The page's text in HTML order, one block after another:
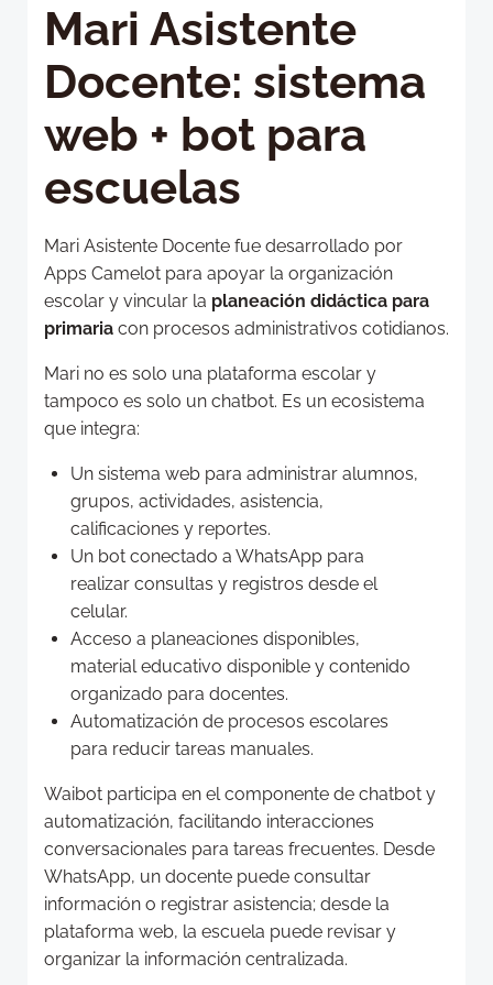
Mari Asistente
Docente: sistema
web + bot para
escuelas
Mari Asistente Docente fue desarrollado por
Apps Camelot para apoyar la organización
escolar y vincular la planeación didáctica para
primaria con procesos administrativos cotidianos.
Mari no es solo una plataforma escolar y
tampoco es solo un chatbot. Es un ecosistema
que integra:
Un sistema web para administrar alumnos,
grupos, actividades, asistencia,
calificaciones y reportes.
Un bot conectado a WhatsApp para
realizar consultas y registros desde el
celular.
Acceso a planeaciones disponibles,
material educativo disponible y contenido
organizado para docentes.
Automatización de procesos escolares
para reducir tareas manuales.
Waibot participa en el componente de chatbot y
automatización, facilitando interacciones
conversacionales para tareas frecuentes. Desde
WhatsApp, un docente puede consultar
información o registrar asistencia; desde la
plataforma web, la escuela puede revisar y
organizar la información centralizada.